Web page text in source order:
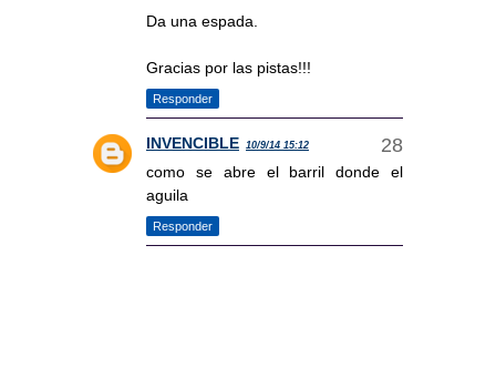
Da una espada.
Gracias por las pistas!!!
Responder
INVENCIBLE 10/9/14 15:12
como se abre el barril donde el
aguila
Responder